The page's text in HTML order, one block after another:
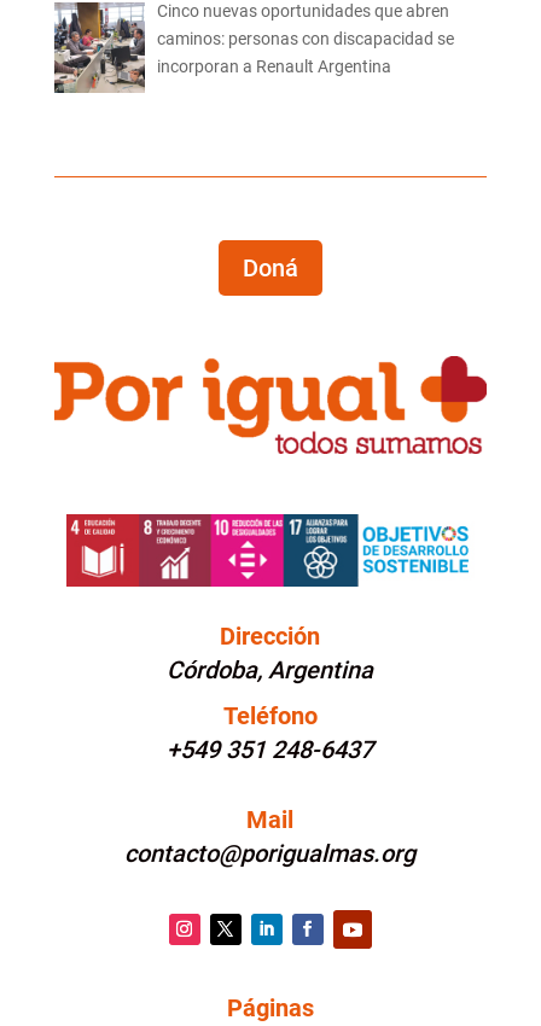
Cinco nuevas oportunidades que abren
caminos: personas con discapacidad se
incorporan a Renault Argentina
Doná
Dirección
Córdoba, Argentina
Teléfono
+549 351 248-6437
Mail
contacto@porigualmas.org
Facebook
Páginas